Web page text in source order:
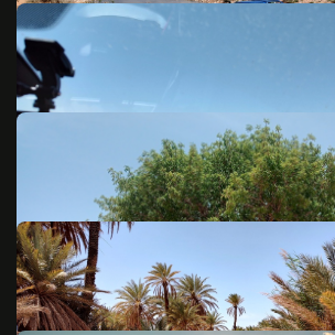
© 2026 Lippi Crew: Nutzung nur nach Rücksprache mit dem Fotografen!
© 2026 Lippi Crew: Nutzung nur nach Rücksprache mit dem Fotografen!
© 2026 Lippi Crew: Nutzung nur nach Rücksprache mit dem Fotografen!
© 2026 Lippi Crew: Nutzung nur nach Rücksprache mit dem Fotografen!